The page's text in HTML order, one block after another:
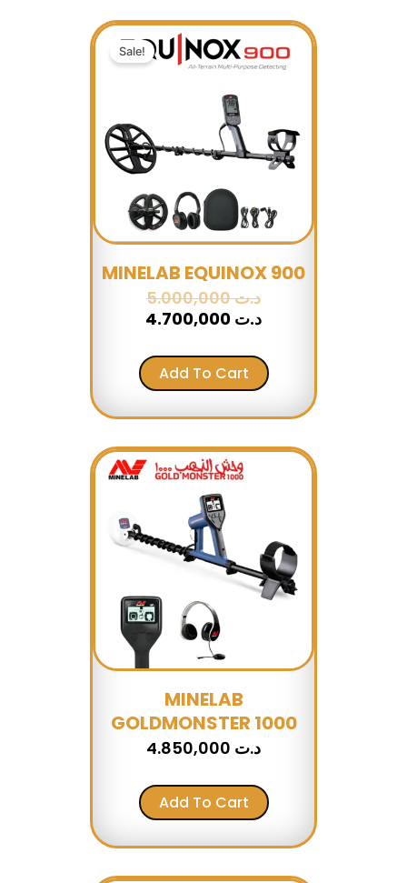
Sale!
MINELAB EQUINOX 900
د.ت5.000,000
Original
price
was:
د.ت
Current
price
is:
Add To Cart
MINELAB
GOLDMONSTER 1000
د.ت
Add To Cart